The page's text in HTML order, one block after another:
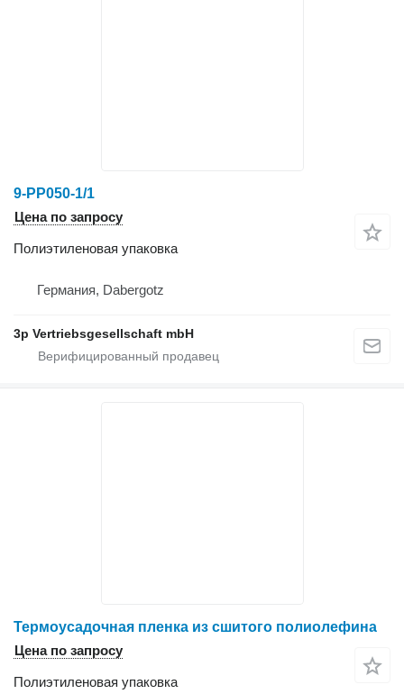
9-PP050-1/1
Цена по запросу
Полиэтиленовая упаковка
Германия, Dabergotz
3p Vertriebsgesellschaft mbH
Термоусадочная пленка из сшитого полиолефина
Цена по запросу
Полиэтиленовая упаковка